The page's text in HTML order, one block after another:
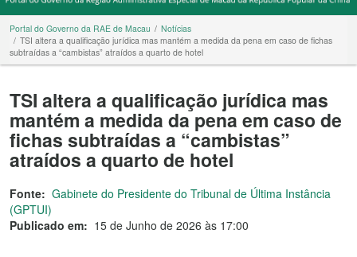
Portal do Governo da RAE de Macau
Notícias
TSI altera a qualificação jurídica mas mantém a medida da pena em caso de fichas
subtraídas a “cambistas” atraídos a quarto de hotel
TSI altera a qualificação jurídica mas
mantém a medida da pena em caso de
fichas subtraídas a “cambistas”
atraídos a quarto de hotel
Fonte: Gabinete do Presidente do Tribunal de Última Instância
(GPTUI)
Publicado em: 15 de Junho de 2026 às 17:00